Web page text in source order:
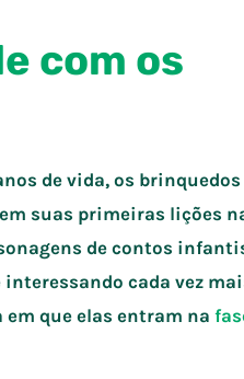
com os
de vida, os
suas primeiras lições
de contos
cada vez
que elas entram na